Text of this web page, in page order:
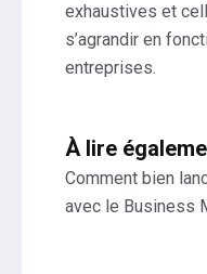
exhaustives et
s’agrandir en
entreprises.
À lire
Comment bien
avec le Business